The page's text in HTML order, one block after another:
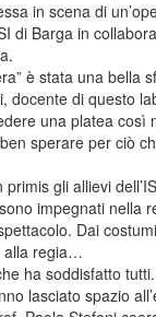
in scena di
di Barga in
è stata una bella
docente di questo
una platea così
sperare per ciò
gli allievi
impegnati nella
Dai
alla regia…
ha soddisfatto
lasciato spazio